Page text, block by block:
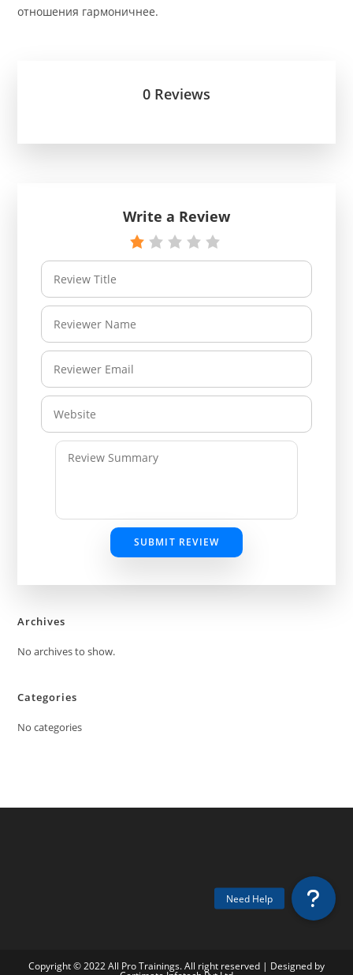
отношения гармоничнее.
0 Reviews
Write a Review
SUBMIT REVIEW
Archives
No archives to show.
Categories
No categories
Copyright © 2022 All Pro Trainings. All right reserved | Designed by